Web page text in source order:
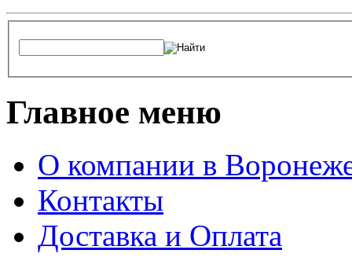
Главное меню
О компании в
Контакты
Доставка и Оплата